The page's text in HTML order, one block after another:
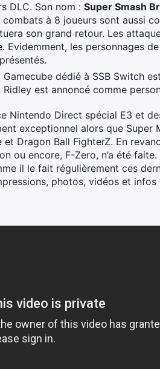
DLC. Son nom : Super Smash
à 8 joueurs sont aussi
son grand retour. Les
Evidemment, les personnages
Gamecube dédié à SSB Switch
est annoncé comme
Nintendo Direct spécial E3 et
exceptionnel alors que Super
et Dragon Ball FighterZ. En
ou encore, F-Zero, n’a été
il le fait régulièrement ces
photos, vidéos et infos